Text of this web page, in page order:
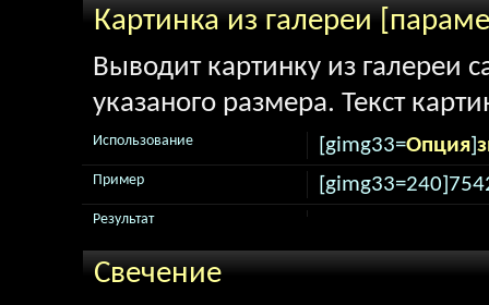
Картинка из галереи
Выводит картинку из галереи
указаного размера. Текст
[gimg33=Опция]
Использование
Пример
Результат
Свечение